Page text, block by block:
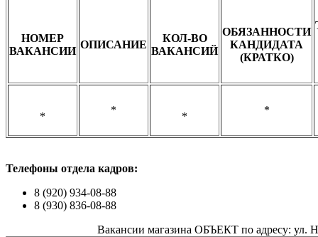
НОМЕР
ВАКАНСИИ
ОПИСАНИЕ
КОЛ-ВО
ВАКАНСИЙ
ОБЯЗАННОСТИ
КАНДИДАТА
(КРАТКО)
*
*
*
*
Телефоны отдела кадров:
8 (920) 934-08-88
8 (930) 836-08-88
Вакансии магазина ОБЪЕКТ по адресу: ул.